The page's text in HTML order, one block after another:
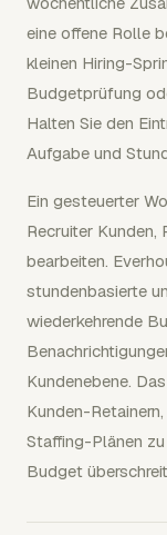
eine offene Rolle
kleinen Hiring-
Budgetprüfung
Halten Sie den
Aufgabe und
Ein gesteuerter
Recruiter Kunden,
bearbeiten.
stundenbasierte
wiederkehrende
Kundenebene.
Kunden-
Staffing-Plänen
Budget